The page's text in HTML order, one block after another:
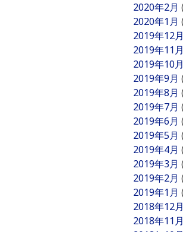
2020年2月
2020年1月
2019年12月
2019年11月
2019年10月
2019年9月
2019年8月
2019年7月
2019年6月
2019年5月
2019年4月
2019年3月
2019年2月
2019年1月
2018年12月
2018年11月